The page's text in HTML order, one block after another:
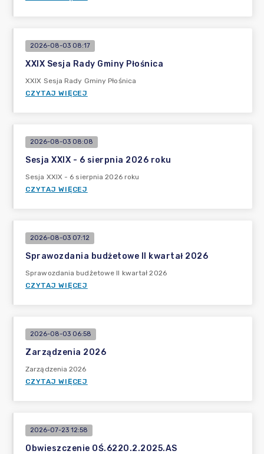
2026-08-03 08:17
XXIX Sesja Rady Gminy Płośnica
XXIX Sesja Rady Gminy Płośnica
CZYTAJ WIĘCEJ
2026-08-03 08:08
Sesja XXIX - 6 sierpnia 2026 roku
Sesja XXIX - 6 sierpnia 2026 roku
CZYTAJ WIĘCEJ
2026-08-03 07:12
Sprawozdania budżetowe II kwartał 2026
Sprawozdania budżetowe II kwartał 2026
CZYTAJ WIĘCEJ
2026-08-03 06:58
Zarządzenia 2026
Zarządzenia 2026
CZYTAJ WIĘCEJ
2026-07-23 12:58
Obwieszczenie OŚ.6220.2.2025.AS